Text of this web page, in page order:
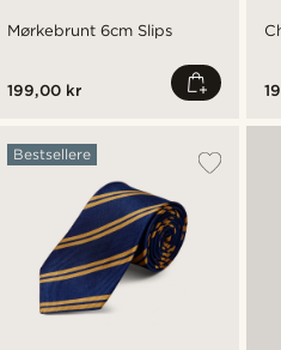
Mørkebrunt 6cm Slips
199,00 kr
Bestsellere